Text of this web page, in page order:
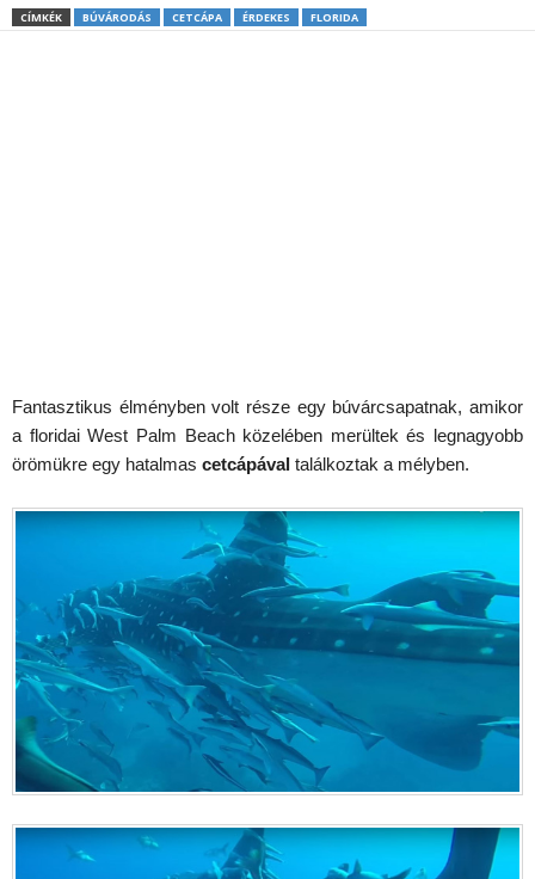
CÍMKÉK BÚVÁRODÁS CETCÁPA ÉRDEKES FLORIDA
Fantasztikus élményben volt része egy búvárcsapatnak, amikor
a floridai West Palm Beach közelében merültek és legnagyobb
örömükre egy hatalmas cetcápával találkoztak a mélyben.